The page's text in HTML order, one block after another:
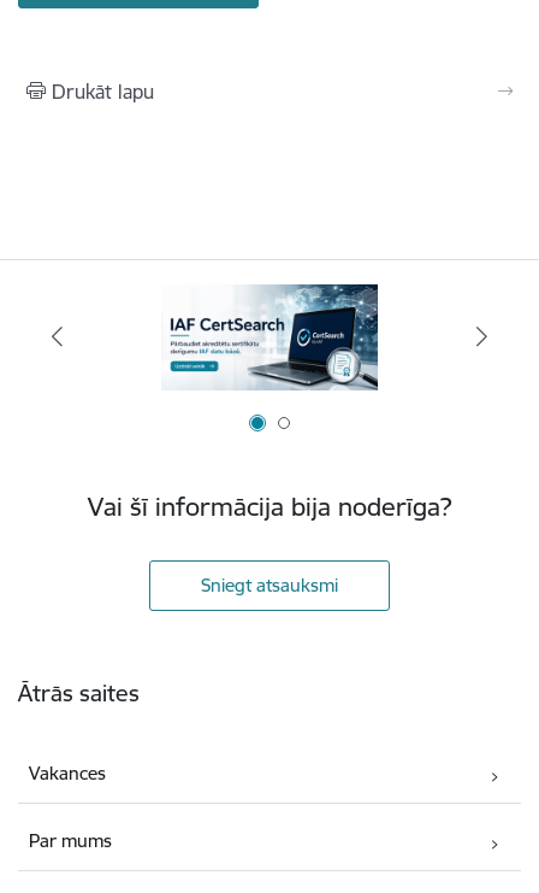
Drukāt lapu
Vai šī informācija bija noderīga?
Sniegt atsauksmi
Ātrās saites
Vakances
Par mums